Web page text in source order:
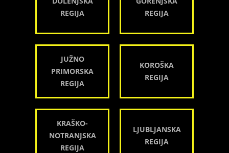
REGIJA
REGIJA
JUŽNO
PRIMORSKA
REGIJA
KOROŠKA
REGIJA
KRAŠKO-
NOTRANJSKA
REGIJA
LJUBLJANSKA
REGIJA